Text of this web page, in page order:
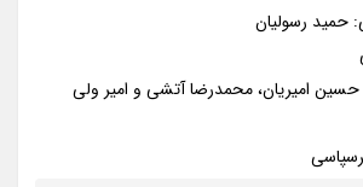
حمید رسولیان
امیریان، محمدرضا آتشی و امیر ولی